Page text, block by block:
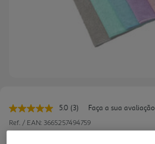
5.0 Leu
3
avaliações.
(3)
Faça a sua avaliação
Ref. / EAN: 3665257494759